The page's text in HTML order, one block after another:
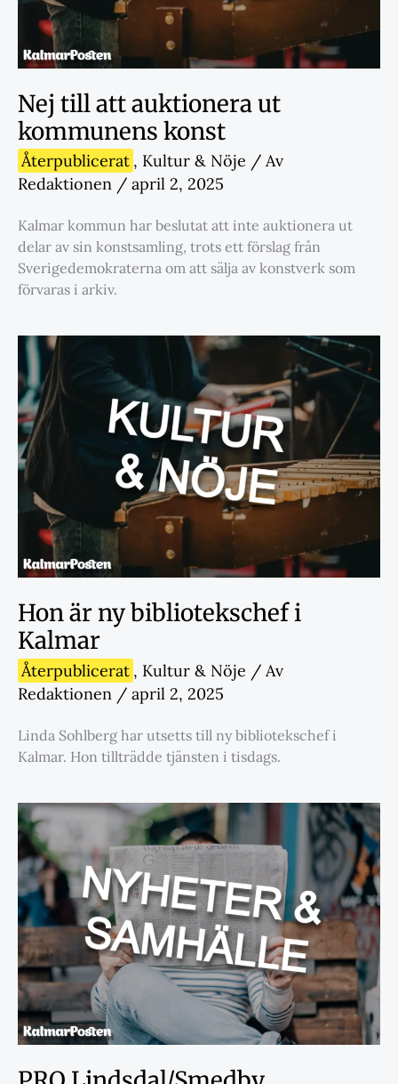
Nej till att auktionera ut
kommunens konst
Återpublicerat , Kultur & Nöje / Av
Redaktionen / april 2, 2025
Kalmar kommun har beslutat att inte auktionera ut
delar av sin konstsamling, trots ett förslag från
Sverigedemokraterna om att sälja av konstverk som
förvaras i arkiv.
Hon är ny bibliotekschef i
Kalmar
Återpublicerat , Kultur & Nöje / Av
Redaktionen / april 2, 2025
Linda Sohlberg har utsetts till ny bibliotekschef i
Kalmar. Hon tillträdde tjänsten i tisdags.